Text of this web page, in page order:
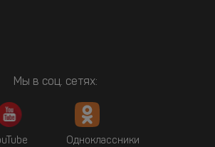
Мы в соц. сетях:
Одноклассники